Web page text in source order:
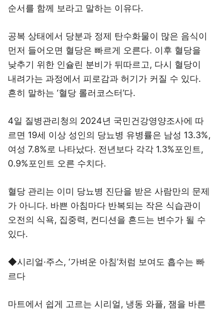
순서를 함께 보라고 말하는 이유다.
공복 상태에서 당분과 정제 탄수화물이 많은 음식이
먼저 들어오면 혈당은 빠르게 오른다. 이후 혈당을
낮추기 위한 인슐린 분비가 뒤따르고, 다시 혈당이
내려가는 과정에서 피로감과 허기가 커질 수 있다.
흔히 말하는 ‘혈당 롤러코스터’다.
4일 질병관리청의 2024년 국민건강영양조사에 따
르면 19세 이상 성인의 당뇨병 유병률은 남성 13.3%,
여성 7.8%로 나타났다. 전년보다 각각 1.3%포인트,
0.9%포인트 오른 수치다.
혈당 관리는 이미 당뇨병 진단을 받은 사람만의 문제
가 아니다. 바쁜 아침마다 반복되는 작은 식습관이
오전의 식욕, 집중력, 컨디션을 흔드는 변수가 될 수
있다.
◆시리얼·주스, ‘가벼운 아침’처럼 보여도 흡수는 빠
르다
마트에서 쉽게 고르는 시리얼, 냉동 와플, 잼을 바른